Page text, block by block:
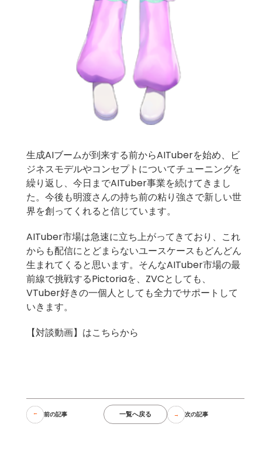
生成AIブームが到来する前からAITuberを始め、ビ
ジネスモデルやコンセプトについてチューニングを
繰り返し、今日までAITuber事業を続けてきまし
た。今後も明渡さんの持ち前の粘り強さで新しい世
界を創ってくれると信じています。
AITuber市場は急速に立ち上がってきており、これ
からも配信にとどまらないユースケースもどんどん
生まれてくると思います。そんなAITuber市場の最
前線で挑戦するPictoriaを、ZVCとしても、
VTuber好きの一個人としても全力でサポートして
いきます。
【対談動画】はこちらから
前の記事 一覧へ戻る 次の記事